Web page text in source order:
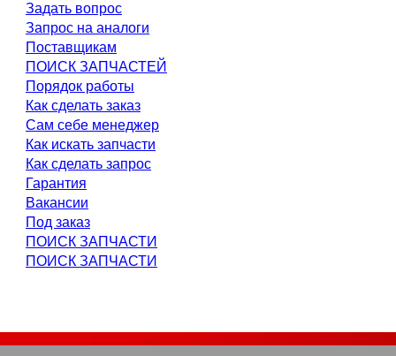
Задать вопрос
Запрос на аналоги
Поставщикам
ПОИСК ЗАПЧАСТЕЙ
Порядок работы
Как сделать заказ
Сам себе менеджер
Как искать запчасти
Как сделать запрос
Гарантия
Вакансии
Под заказ
ПОИСК ЗАПЧАСТИ
ПОИСК ЗАПЧАСТИ